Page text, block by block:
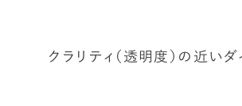
クラリティ（透明度）の近い